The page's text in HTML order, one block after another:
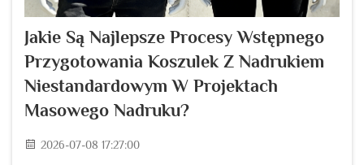
Jakie Są Najlepsze Procesy Wstępnego
Przygotowania Koszulek Z Nadrukiem
Niestandardowym W Projektach
Masowego Nadruku?
2026-07-08 17:27:00